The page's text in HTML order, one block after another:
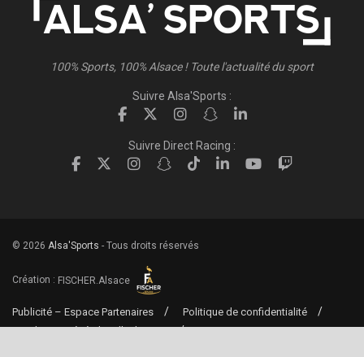
100% Sports, 100% Alsace ! Toute l'actualité du sport
Suivre Alsa'Sports :
Suivre Direct Racing :
© 2026 Alsa'Sports - Tous droits réservés
Création : FISCHER.Alsace
Publicité – Espace Partenaires
Politique de confidentialité
Conditions générales d’utilisation